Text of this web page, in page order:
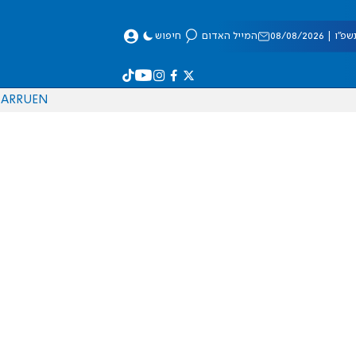
08/2026 המייל האדום חיפוש
EN
RU
AR